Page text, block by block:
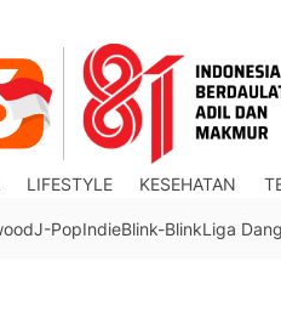
LIFESTYLE KESEHATAN
J-PopIndieBlink-BlinkLiga